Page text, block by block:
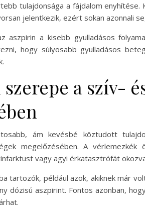
tulajdonsága a fájdalom
jelentkezik, ezért sokan azonnali
aszpirin a kisebb gyulladásos
hogy súlyosabb gyulladásos
a szív-
ám kevésbé köztudott
megelőzésében. A vérlemezkék
vagy agyi érkatasztrófát
tartozók, például azok, akiknek már
dózisú aszpirint. Fontos azonban,